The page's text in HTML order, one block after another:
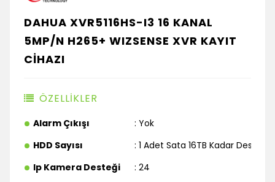
DAHUA XVR5116HS-I3 16 KANAL
5MP/N H265+ WIZSENSE XVR KAYIT
CİHAZI
ÖZELLİKLER
Alarm Çıkışı
: Yok
HDD Sayısı
: 1 Adet Sata 16TB Kadar
Ip Kamera Desteği
: 24